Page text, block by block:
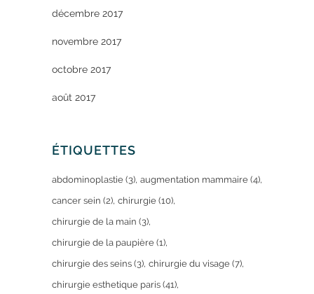
décembre 2017
novembre 2017
octobre 2017
août 2017
ÉTIQUETTES
abdominoplastie (3) augmentation mammaire (4)
cancer sein (2) chirurgie (10)
chirurgie de la main (3)
chirurgie de la paupière (1)
chirurgie des seins (3) chirurgie du visage (7)
chirurgie esthetique paris (41)